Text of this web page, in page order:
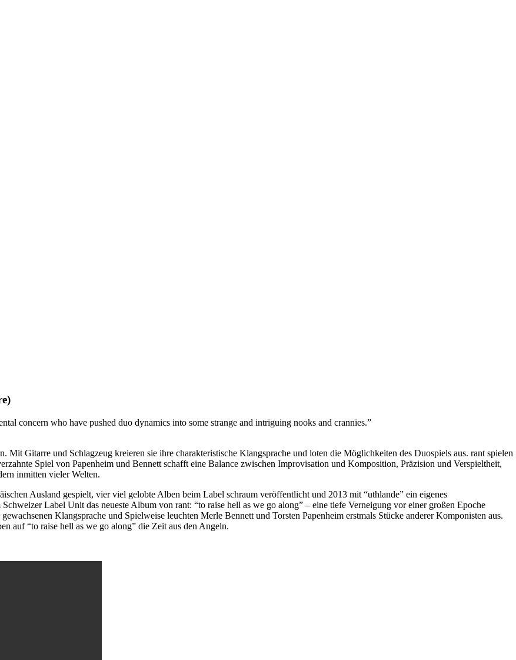
concern who have pushed duo dynamics into some strange and intriguing nooks and crannies.”
Mit Gitarre und Schlagzeug kreieren sie ihre charakteristische Klangsprache und loten die Möglichkeiten des Duospiels aus. rant spielen
Spiel von Papenheim und Bennett schafft eine Balance zwischen Improvisation und Komposition, Präzision und Verspieltheit,
inmitten vieler Welten.
Ausland gespielt, vier viel gelobte Alben beim Label schraum veröffentlicht und 2013 mit “uthlande” ein eigenes
Label Unit das neueste Album von rant: “to raise hell as we go along” – eine tiefe Verneigung vor einer großen Epoche
Klangsprache und Spielweise leuchten Merle Bennett und Torsten Papenheim erstmals Stücke anderer Komponisten aus.
auf “to raise hell as we go along” die Zeit aus den Angeln.